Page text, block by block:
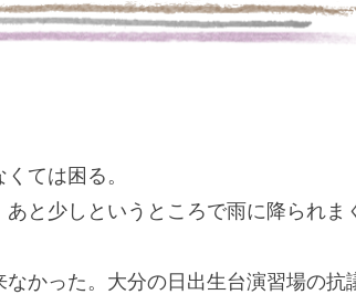
ては困る。
と少しというところで雨に降られま
かった。大分の日出生台演習場の抗